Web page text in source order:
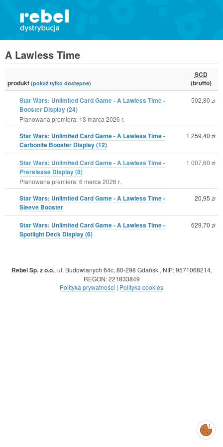
A Lawless Time
produkt (pokaż tylko dostępne)
SCD
(brutto)
Star Wars: Unlimited Card Game - A Lawless Time -
Booster Display (24)
Planowana premiera: 13 marca 2026 r.
502,80 zł
Star Wars: Unlimited Card Game - A Lawless Time -
Carbonite Booster Display (12)
1 259,40 zł
Star Wars: Unlimited Card Game - A Lawless Time -
Prerelease Display (8)
Planowana premiera: 6 marca 2026 r.
1 007,60 zł
Star Wars: Unlimited Card Game - A Lawless Time -
Sleeve Booster
20,95 zł
Star Wars: Unlimited Card Game - A Lawless Time -
Spotlight Deck Display (6)
629,70 zł
Rebel Sp. z o.o., ul. Budowlanych 64c, 80-298 Gdańsk, NIP: 9571068214,
REGON: 221833849
Polityka prywatności | Polityka cookies
Zarządzaj
preferencjami
cookies